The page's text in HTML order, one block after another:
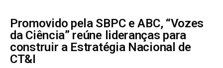
Promovido pela SBPC e ABC, “Vozes
da Ciência” reúne lideranças para
construir a Estratégia Nacional de
CT&I